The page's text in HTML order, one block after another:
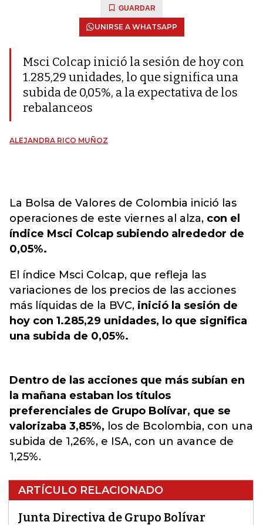
GUARDAR
UNIRSE A WHATSAPP
Msci Colcap inició la sesión de hoy con
1.285,29 unidades, lo que significa una
subida de 0,05%, a la expectativa de los
rebalanceos
ALEJANDRA RICO MUÑOZ
La Bolsa de Valores de Colombia inició las
operaciones de este viernes al alza, con el
índice Msci Colcap subiendo alrededor de
0,05%.
El índice Msci Colcap, que refleja las
variaciones de los precios de las acciones
más líquidas de la BVC, inició la sesión de
hoy con 1.285,29 unidades, lo que significa
una subida de 0,05%.
Dentro de las acciones que más subían en
la mañana estaban los títulos
preferenciales de Grupo Bolívar, que se
valorizaba 3,85%, los de Bcolombia, con una
subida de 1,26%, e ISA, con un avance de
1,25%.
ARTÍCULO RELACIONADO
Junta Directiva de Grupo Bolívar